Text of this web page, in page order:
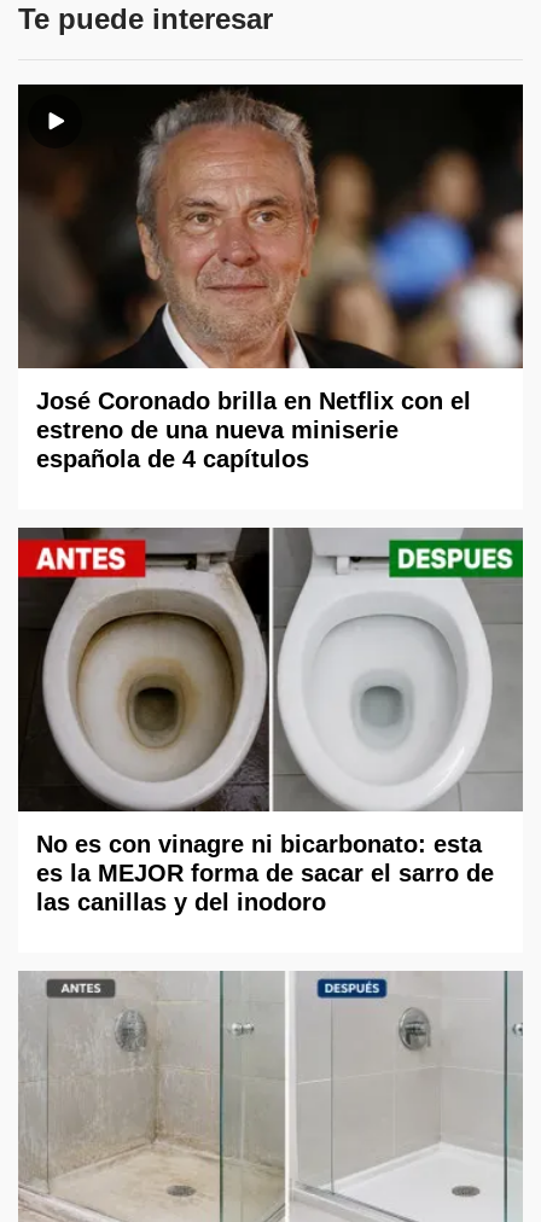
Te puede interesar
José Coronado brilla en Netflix con el
estreno de una nueva miniserie
española de 4 capítulos
No es con vinagre ni bicarbonato: esta
es la MEJOR forma de sacar el sarro de
las canillas y del inodoro